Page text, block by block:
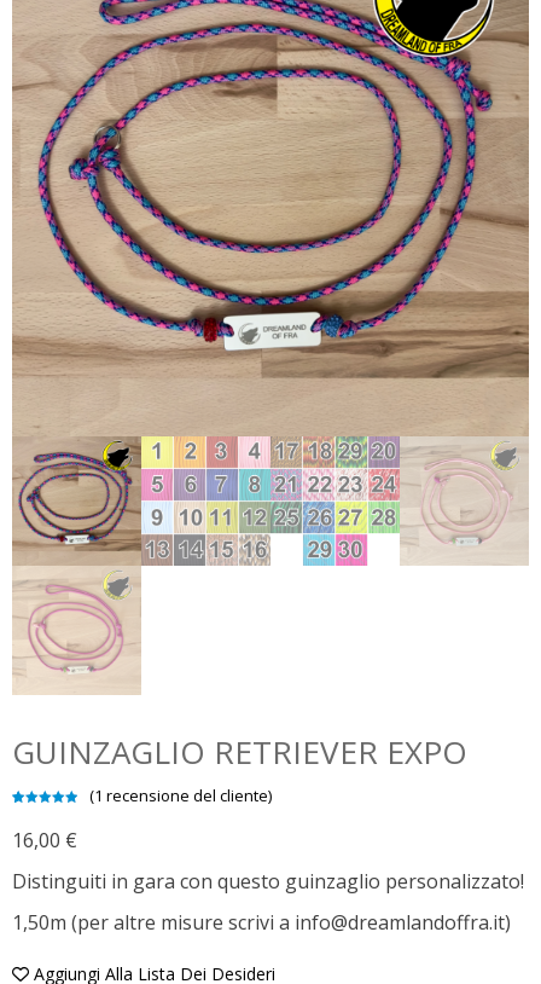
GUINZAGLIO RETRIEVER EXPO
su base
di
(1 recensione del cliente)
16,00 €
Distinguiti in gara con questo guinzaglio personalizzato!
1,50m (per altre misure scrivi a info@dreamlandoffra.it)
Aggiungi Alla Lista Dei Desideri